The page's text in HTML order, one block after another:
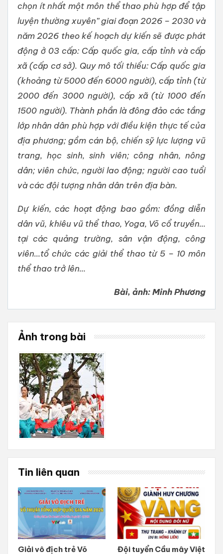
chọn ít nhất một môn thể thao phù hợp để tập
luyện thường xuyên” giai đoạn 2026 – 2030 và
năm 2026 theo kế hoạch dự kiến sẽ được phát
động ở 03 cấp: Cấp quốc gia, cấp tỉnh và cấp
xã (cấp cơ sở). Quy mô tối thiểu: Cấp quốc gia
(khoảng từ 5000 đến 6000 người), cấp tỉnh (từ
2000 đến 3000 người), cấp xã (từ 1000 đến
1500 người). Thành phần là đông đảo các tầng
lớp nhân dân phù hợp với điều kiện thực tế của
địa phương; gồm cán bộ, chiến sỹ lực lượng vũ
trang, học sinh, sinh viên; công nhân, nông
dân; viên chức, người lao động; người cao tuổi
và các đội tượng nhân dân trên địa bàn.
Dự kiến, các hoạt động bao gồm: đồng diễn
dân vũ, khiêu vũ thể thao, Yoga, Võ cổ truyền…
tại các quảng trường, sân vận động, công
viên…tổ chức các giải thể thao từ 5 – 10 môn
thể thao trở lên…
Bài, ảnh: Minh Phương
Ảnh trong bài
Tin liên quan
Giải vô địch trẻ Võ
Đội tuyển Cầu mây Việt